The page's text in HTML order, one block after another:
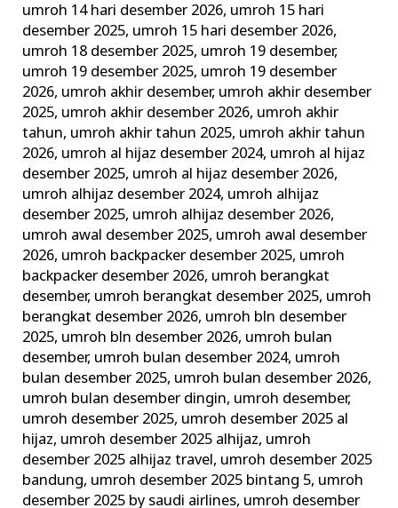
umroh 14 hari desember 2026, umroh 15 hari
desember 2025, umroh 15 hari desember 2026,
umroh 18 desember 2025, umroh 19 desember,
umroh 19 desember 2025, umroh 19 desember
2026, umroh akhir desember, umroh akhir desember
2025, umroh akhir desember 2026, umroh akhir
tahun, umroh akhir tahun 2025, umroh akhir tahun
2026, umroh al hijaz desember 2024, umroh al hijaz
desember 2025, umroh al hijaz desember 2026,
umroh alhijaz desember 2024, umroh alhijaz
desember 2025, umroh alhijaz desember 2026,
umroh awal desember 2025, umroh awal desember
2026, umroh backpacker desember 2025, umroh
backpacker desember 2026, umroh berangkat
desember, umroh berangkat desember 2025, umroh
berangkat desember 2026, umroh bln desember
2025, umroh bln desember 2026, umroh bulan
desember, umroh bulan desember 2024, umroh
bulan desember 2025, umroh bulan desember 2026,
umroh bulan desember dingin, umroh desember,
umroh desember 2025, umroh desember 2025 al
hijaz, umroh desember 2025 alhijaz, umroh
desember 2025 alhijaz travel, umroh desember 2025
bandung, umroh desember 2025 bintang 5, umroh
desember 2025 by saudi airlines, umroh desember